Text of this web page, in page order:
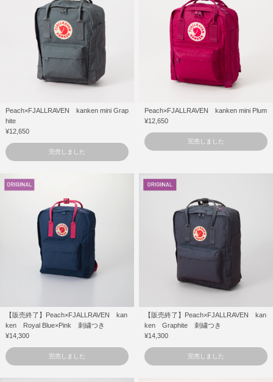
Peach×FJALLRAVEN kanken mini Grap
hite
¥12,650
完売しました
Peach×FJALLRAVEN kanken mini Plum
¥12,650
完売しました
【販売終了】Peach×FJALLRAVEN kan
ken Royal Blue×Pink 刺繍つき
¥14,300
完売しました
【販売終了】Peach×FJALLRAVEN kan
ken Graphite 刺繍つき
¥14,300
完売しました